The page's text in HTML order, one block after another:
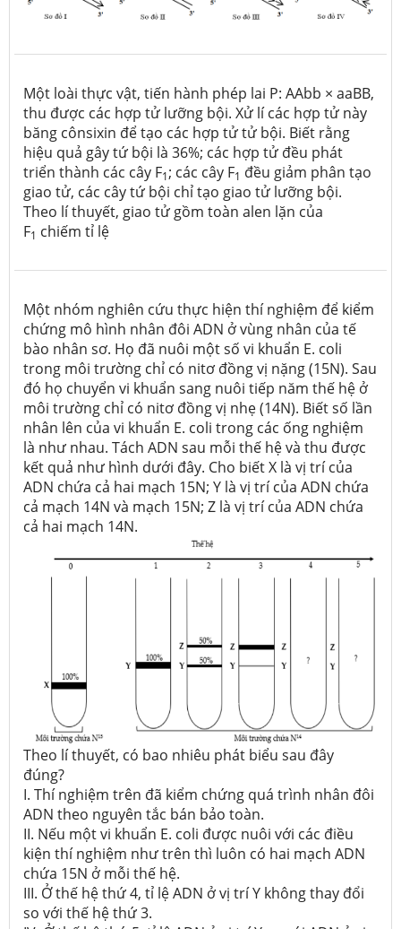
Một loài thực vật, tiến hành phép lai P: AAbb × aaBB,
thu được các hợp tử lưỡng bội. Xử lí các hợp tử này
băng cônsixin để tạo các hợp tử tử bội. Biết rằng
hiệu quả gây tứ bội là 36%; các hợp tử đều phát
triển thành các cây F1; các cây F1 đều giảm phân tạo
giao tử, các cây tứ bội chỉ tạo giao tử lưỡng bội.
Theo lí thuyết, giao tử gồm toàn alen lặn của
F1 chiếm tỉ lệ
Một nhóm nghiên cứu thực hiện thí nghiệm để kiểm
chứng mô hình nhân đôi ADN ở vùng nhân của tế
bào nhân sơ. Họ đã nuôi một số vi khuẩn E. coli
trong môi trường chỉ có nitơ đồng vị nặng (15N). Sau
đó họ chuyển vi khuẩn sang nuôi tiếp năm thế hệ ở
môi trường chỉ có nitơ đồng vị nhẹ (14N). Biết số lần
nhân lên của vi khuẩn E. coli trong các ống nghiệm
là như nhau. Tách ADN sau mỗi thế hệ và thu được
kết quả như hình dưới đây. Cho biết X là vị trí của
ADN chứa cả hai mạch 15N; Y là vị trí của ADN chứa
cả mạch 14N và mạch 15N; Z là vị trí của ADN chứa
cả hai mạch 14N.
Theo lí thuyết, có bao nhiêu phát biểu sau đây
đúng?
I. Thí nghiệm trên đã kiểm chứng quá trình nhân đôi
ADN theo nguyên tắc bán bảo toàn.
II. Nếu một vi khuẩn E. coli được nuôi với các điều
kiện thí nghiệm như trên thì luôn có hai mạch ADN
chứa 15N ở mỗi thế hệ.
III. Ở thế hệ thứ 4, tỉ lệ ADN ở vị trí Y không thay đổi
so với thế hệ thứ 3.